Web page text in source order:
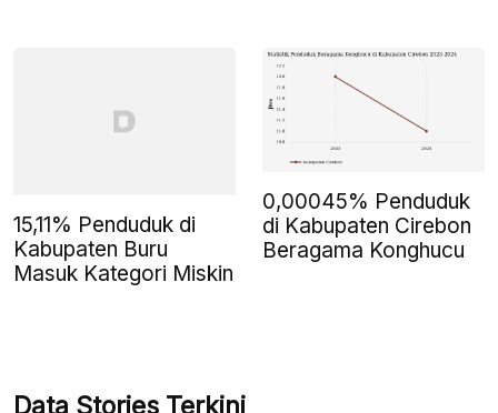
15,11% Penduduk di
Kabupaten Buru
Masuk Kategori Miskin
0,00045% Penduduk
di Kabupaten Cirebon
Beragama Konghucu
Data Stories Terkini